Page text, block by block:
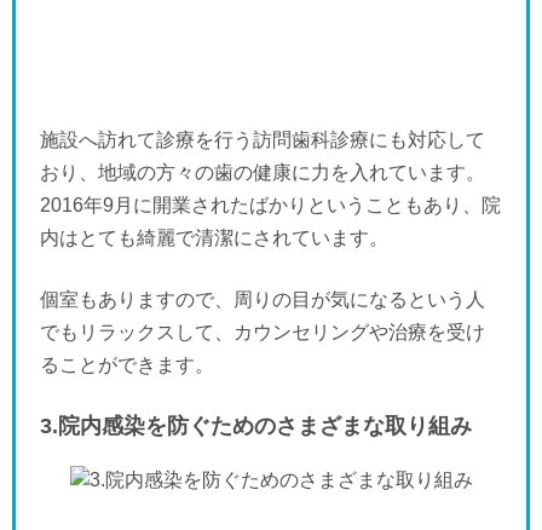
施設へ訪れて診療を行う訪問歯科診療にも対応して
おり、地域の方々の歯の健康に力を入れています。
2016年9月に開業されたばかりということもあり、院
内はとても綺麗で清潔にされています。
個室もありますので、周りの目が気になるという人
でもリラックスして、カウンセリングや治療を受け
ることができます。
3.院内感染を防ぐためのさまざまな取り組み